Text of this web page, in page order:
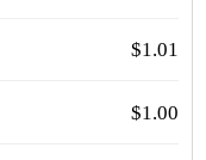
$1.01
$1.00